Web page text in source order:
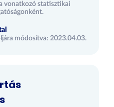
vonatkozó statisztikai
módosítva: 2023.04.03.